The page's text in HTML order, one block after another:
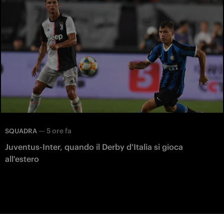
SQUADRA — 5 ore fa
Juventus-Inter, quando il Derby d'Italia si gioca
all'estero